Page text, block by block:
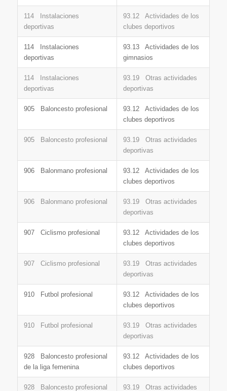
114 Instalaciones
deportivas
93.12 Actividades de los
clubes deportivos
114 Instalaciones
deportivas
93.13 Actividades de los
gimnasios
114 Instalaciones
deportivas
93.19 Otras actividades
deportivas
905 Baloncesto profesional
93.12 Actividades de los
clubes deportivos
905 Baloncesto profesional
93.19 Otras actividades
deportivas
906 Balonmano profesional
93.12 Actividades de los
clubes deportivos
906 Balonmano profesional
93.19 Otras actividades
deportivas
907 Ciclismo profesional
93.12 Actividades de los
clubes deportivos
907 Ciclismo profesional
93.19 Otras actividades
deportivas
910 Futbol profesional
93.12 Actividades de los
clubes deportivos
910 Futbol profesional
93.19 Otras actividades
deportivas
928 Baloncesto profesional
de la liga femenina
93.12 Actividades de los
clubes deportivos
928 Baloncesto profesional 93.19 Otras actividades